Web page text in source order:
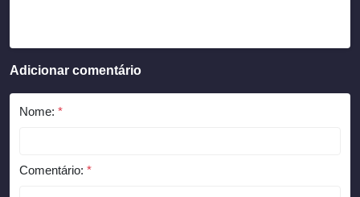
Adicionar comentário
Nome: *
Comentário: *